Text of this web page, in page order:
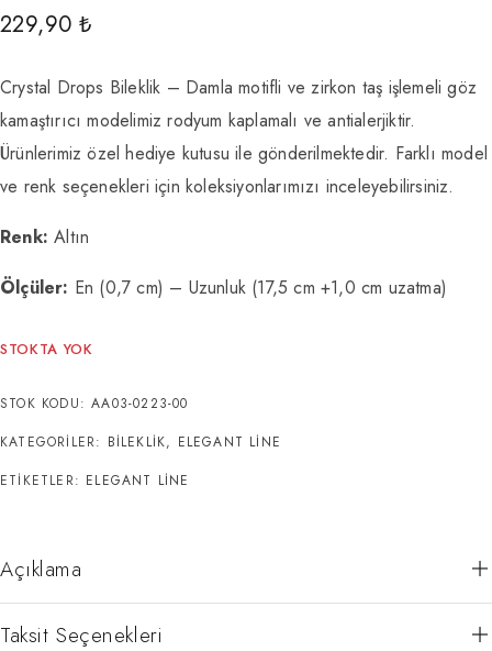
229,90 ₺
Crystal Drops Bileklik – Damla motifli ve zirkon taş işlemeli göz
kamaştırıcı modelimiz rodyum kaplamalı ve antialerjiktir.
Ürünlerimiz özel hediye kutusu ile gönderilmektedir. Farklı model
ve renk seçenekleri için koleksiyonlarımızı inceleyebilirsiniz.
Renk: Altın
Ölçüler: En (0,7 cm) – Uzunluk (17,5 cm +1,0 cm uzatma)
STOKTA YOK
STOK KODU:AA03-0223-00
KATEGORILER: BILEKLIK, ELEGANT LINE
ETIKETLER: ELEGANT LINE
Açıklama
Taksit Seçenekleri